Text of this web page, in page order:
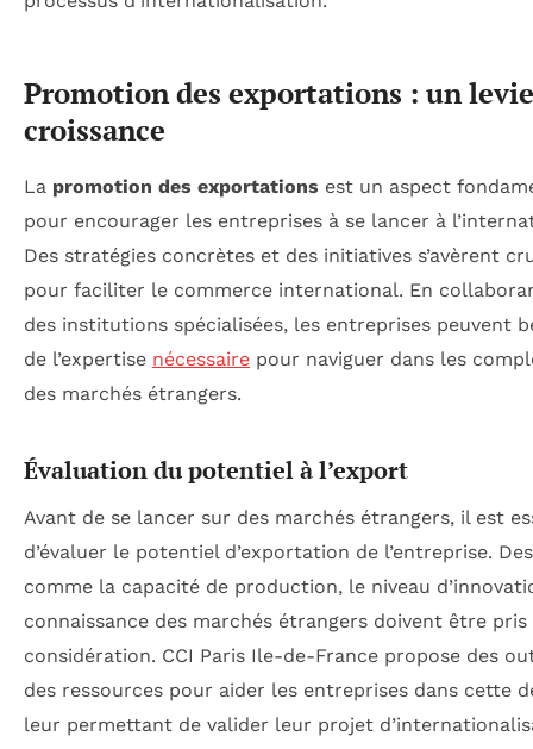
Promotion des exportations : un
croissance
La promotion des exportations est un aspect
pour encourager les entreprises à se lancer à
Des stratégies concrètes et des initiatives s’avèrent
pour faciliter le commerce international. En
des institutions spécialisées, les entreprises peuvent
de l’expertise nécessaire pour naviguer dans les
des marchés étrangers.
Évaluation du potentiel à l’export
Avant de se lancer sur des marchés étrangers, il est
d’évaluer le potentiel d’exportation de l’entreprise.
comme la capacité de production, le niveau
connaissance des marchés étrangers doivent être pris
considération. CCI Paris Ile-de-France propose des
des ressources pour aider les entreprises dans cette
leur permettant de valider leur projet